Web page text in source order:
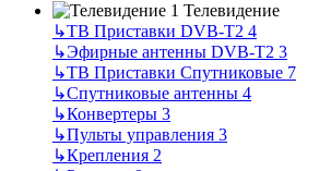
Телевидение
↳ТВ Приставки DVB-T2 4
↳Эфирные антенны DVB-T2 3
↳ТВ Приставки Спутниковые 7
↳Спутниковые антенны 4
↳Конвертеры 3
↳Пульты управления 3
↳Крепления 2